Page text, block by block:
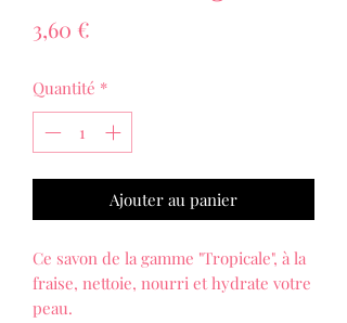
3,60 €
Quantité *
Ajouter au panier
Ce savon de la gamme "Tropicale", à la
fraise, nettoie, nourri et hydrate votre
peau.